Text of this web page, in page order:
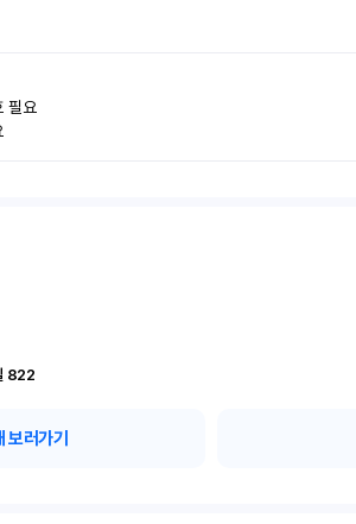
필요
822
보러가기